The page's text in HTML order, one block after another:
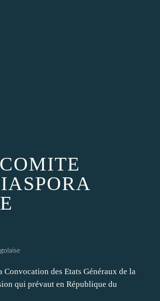
des Etats Généraux de la
qui prévaut en République du